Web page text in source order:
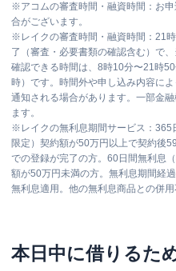
※アコムの審査時間・融資時間：お
合がございます。
※ レイクの審査時間・融資時間：21
了（審査・必要書類の確認含む）で
確認できる時間は、8時10分〜21時
時）です。時間外や申し込み内容に
通知される場合があります。一部金
ます。
※ レイクの無利息期間サービス：
限定）契約額が50万円以上で契約後
での登録が完了の方。60日間無利息
額が50万円未満の方。無利息期間経
無利息適用。他の無利息商品との併用
本日中に借りるた